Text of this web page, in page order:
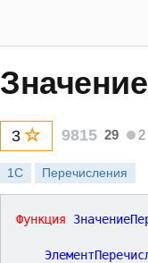
3 9815 29 2
1С Перечисления
Функция